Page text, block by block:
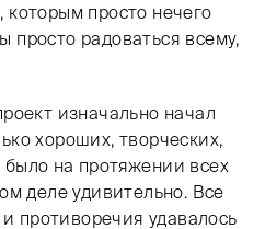
которым просто нечего
просто радоваться всему,
изначально начал
хороших, творческих,
на протяжении всех
деле удивительно. Все
противоречия удавалось